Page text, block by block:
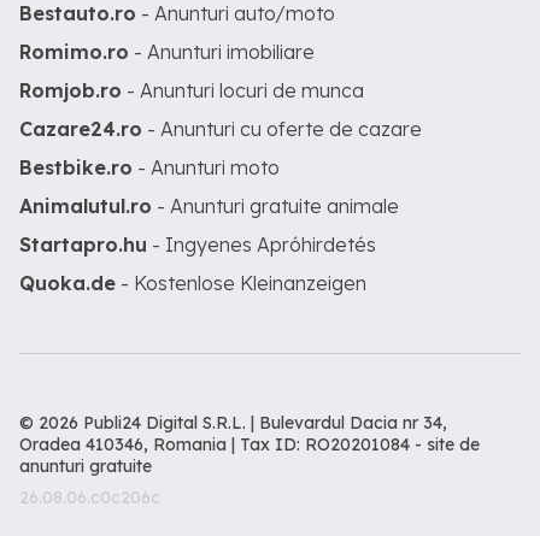
Bestauto.ro - Anunturi auto/moto
Romimo.ro - Anunturi imobiliare
Romjob.ro - Anunturi locuri de munca
Cazare24.ro - Anunturi cu oferte de cazare
Bestbike.ro - Anunturi moto
Animalutul.ro - Anunturi gratuite animale
Startapro.hu - Ingyenes Apróhirdetés
Quoka.de - Kostenlose Kleinanzeigen
© 2026 Publi24 Digital S.R.L. | Bulevardul Dacia nr 34,
Oradea 410346, Romania | Tax ID: RO20201084 - site de
anunturi gratuite
26.08.06.c0c206c